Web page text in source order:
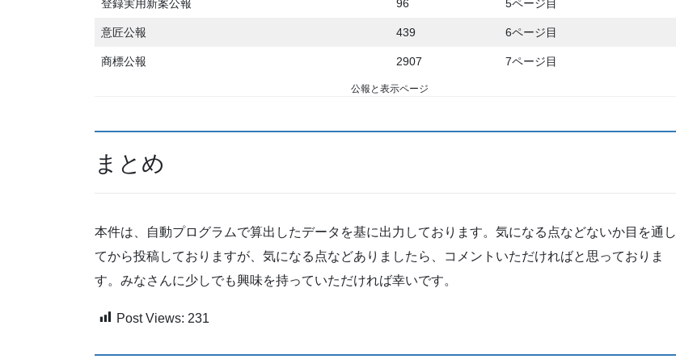
登録実用新案公報 96 5ページ目
意匠公報 439 6ページ目
商標公報 2907 7ページ目
公報と表示ページ
まとめ
本件は、自動プログラムで算出したデータを基に出力しております。気になる点などないか目を通し
てから投稿しておりますが、気になる点などありましたら、コメントいただければと思っておりま
す。みなさんに少しでも興味を持っていただければ幸いです。
Post Views: 231